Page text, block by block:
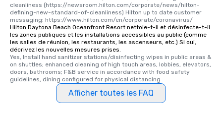
cleanliness (https://newsroom.hilton.com/corporate/news/hilton-
defining-new-standard-of-cleanliness) Hilton up to date customer
messaging: https://www.hilton.com/en/corporate/coronavirus/
Hilton Daytona Beach Oceanfront Resort nettoie-t-il et désinfecte-t-il
les zones publiques et les installations accessibles au public (comme
les salles de réunion, les restaurants, les ascenseurs, etc.) Si oui,
décrivez les nouvelles mesures prises.
Yes, Install hand sanitizer stations/disinfecting wipes in public areas &
on shuttles; enhanced cleaning of high touch areas, lobbies, elevators,
doors, bathrooms; F&B service in accordance with food safety
guidelines, dining configured for physical distancing
Afficher toutes les FAQ